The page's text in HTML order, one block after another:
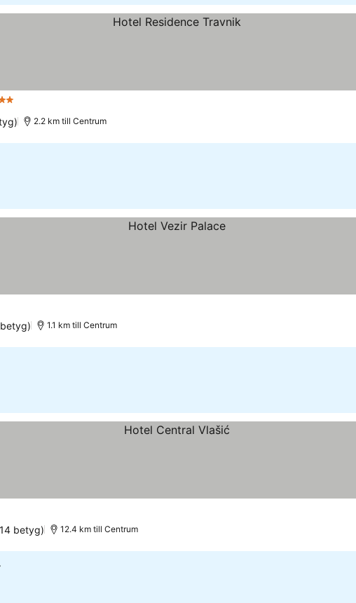
2.2 km till Centrum
1.1 km till Centrum
betyg) 12.4 km till Centrum